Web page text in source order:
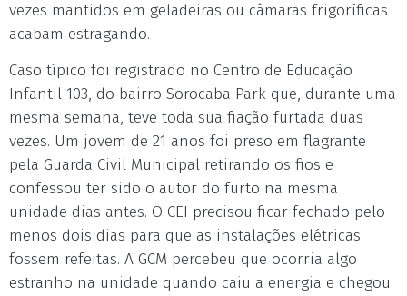
vezes mantidos em geladeiras ou câmaras frigoríficas
acabam estragando.
Caso típico foi registrado no Centro de Educação
Infantil 103, do bairro Sorocaba Park que, durante uma
mesma semana, teve toda sua fiação furtada duas
vezes. Um jovem de 21 anos foi preso em flagrante
pela Guarda Civil Municipal retirando os fios e
confessou ter sido o autor do furto na mesma
unidade dias antes. O CEI precisou ficar fechado pelo
menos dois dias para que as instalações elétricas
fossem refeitas. A GCM percebeu que ocorria algo
estranho na unidade quando caiu a energia e chegou